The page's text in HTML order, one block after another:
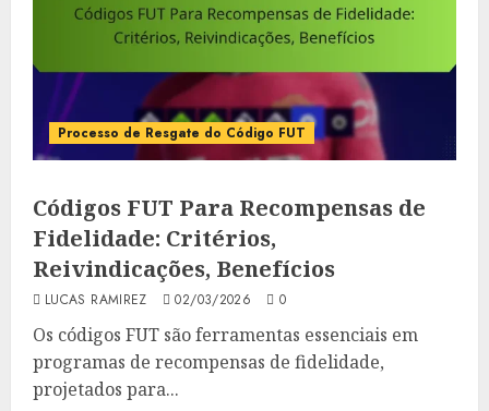
Processo de Resgate do Código FUT
Códigos FUT Para Recompensas de
Fidelidade: Critérios,
Reivindicações, Benefícios
LUCAS RAMIREZ 02/03/2026 0
Os códigos FUT são ferramentas essenciais em
programas de recompensas de fidelidade,
projetados para...